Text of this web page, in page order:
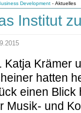
Development - Aktuelles
Institut
Katja Krämer
hatten
einen Blick
Musik- und